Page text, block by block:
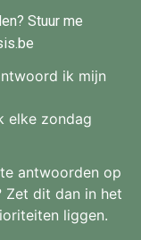
Stuur me
ik mijn
elke zondag
antwoorden op
Zet dit dan in het
liggen.